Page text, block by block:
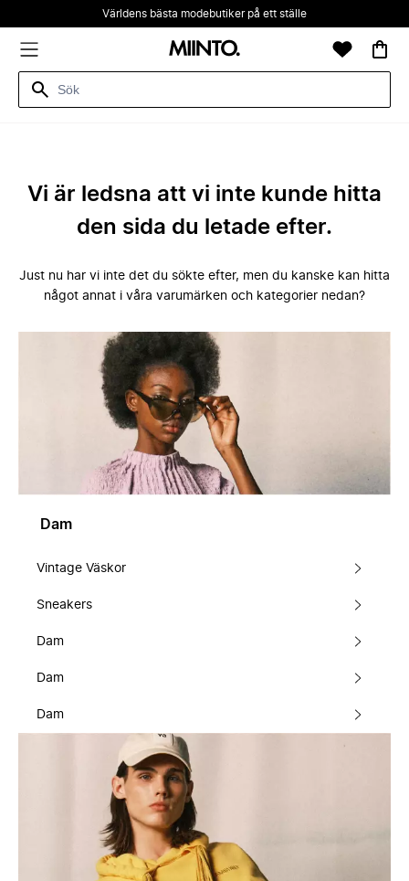
Världens bästa modebutiker på ett ställe
Vi är ledsna att vi inte kunde hitta
den sida du letade efter.
Just nu har vi inte det du sökte efter, men du kanske kan hitta
något annat i våra varumärken och kategorier nedan?
Dam
Vintage Väskor
Sneakers
Dam
Dam
Dam